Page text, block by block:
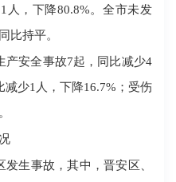
人，下降80.8%。全市未发
比持平。
安全事故7起，同比减少4
少1人，下降16.7%；受伤
生事故，其中，晋安区、